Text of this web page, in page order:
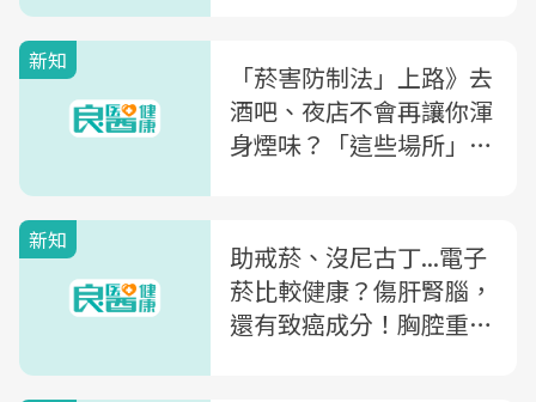
新知
「菸害防制法」上路》去
酒吧、夜店不會再讓你渾
身煙味？「這些場所」全
新知
助戒菸、沒尼古丁...電子
菸比較健康？傷肝腎腦，
還有致癌成分！胸腔重症